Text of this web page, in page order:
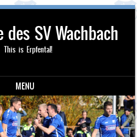
des SV Wachbach
This is Erpfental!
MENU